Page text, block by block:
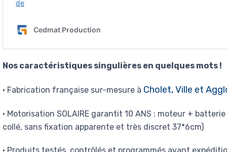
Nos caractéristiques singulières en quelques mots !
• Fabrication française sur-mesure à Cholet, Ville et
• Motorisation SOLAIRE garantit 10 ANS : moteur +
collé, sans fixation apparente et très discret 37*6cm)